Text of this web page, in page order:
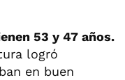
53 y 47 años.
logró
en buen